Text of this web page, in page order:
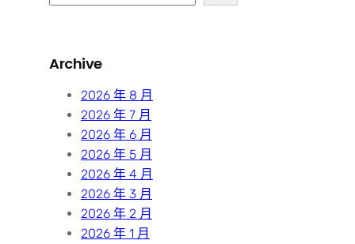
e
c
Archive
2026 年 8 月
2026 年 7 月
2026 年 6 月
2026 年 5 月
2026 年 4 月
2026 年 3 月
2026 年 2 月
2026 年 1 月